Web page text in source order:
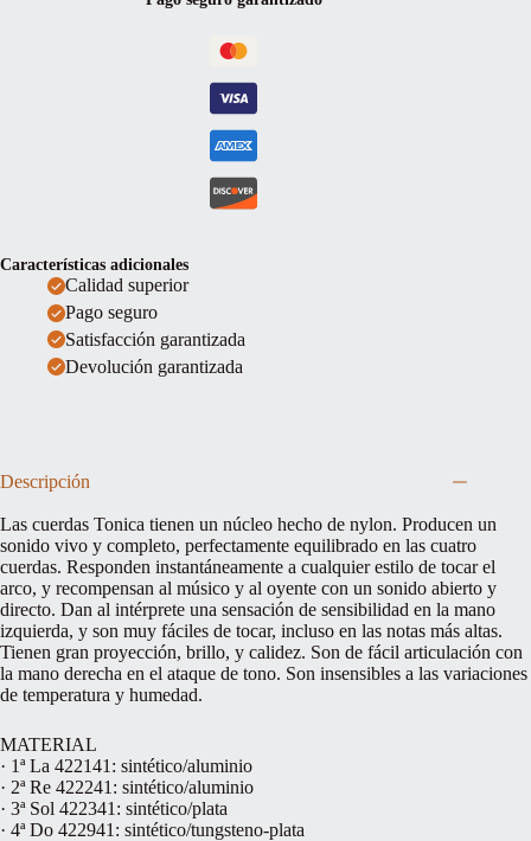
Características adicionales
Calidad superior
Pago seguro
Satisfacción garantizada
Devolución garantizada
Descripción
Las cuerdas Tonica tienen un núcleo hecho de nylon. Producen un
sonido vivo y completo, perfectamente equilibrado en las cuatro
cuerdas. Responden instantáneamente a cualquier estilo de tocar el
arco, y recompensan al músico y al oyente con un sonido abierto y
directo. Dan al intérprete una sensación de sensibilidad en la mano
izquierda, y son muy fáciles de tocar, incluso en las notas más altas.
Tienen gran proyección, brillo, y calidez. Son de fácil articulación con
la mano derecha en el ataque de tono. Son insensibles a las variaciones
de temperatura y humedad.
MATERIAL
· 1ª La 422141: sintético/aluminio
· 2ª Re 422241: sintético/aluminio
· 3ª Sol 422341: sintético/plata
· 4ª Do 422941: sintético/tungsteno-plata